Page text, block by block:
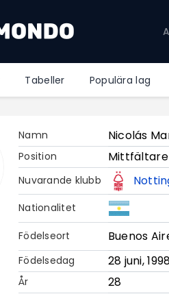
Tabeller Populära lag
Namn Nicolás
Position Mittfältare
Nuvarande klubb
Nationalitet
Födelseort Buenos
Födelsedag 28 juni,
År 28